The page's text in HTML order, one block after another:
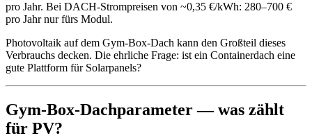
pro Jahr. Bei DACH-Strompreisen von ~0,35 €/kWh: 280–700 €
pro Jahr nur fürs Modul.
Photovoltaik auf dem Gym-Box-Dach kann den Großteil dieses
Verbrauchs decken. Die ehrliche Frage: ist ein Containerdach eine
gute Plattform für Solarpanels?
Gym-Box-Dachparameter — was zählt
für PV?